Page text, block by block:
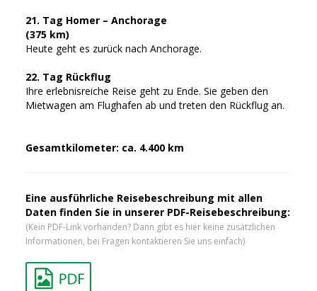
21. Tag Homer – Anchorage
(375 km)
Heute geht es zurück nach Anchorage.
22. Tag Rückflug
Ihre erlebnisreiche Reise geht zu Ende. Sie geben den
Mietwagen am Flughafen ab und treten den Rückflug an.
Gesamtkilometer: ca. 4.400 km
Eine ausführliche Reisebeschreibung mit allen
Daten finden Sie in unserer PDF-Reisebeschreibung:
(Kein PDF-Link vorhanden? Dann gibt es hier keine zusätzlichen
Informationen, bei Fragen kontaktieren Sie uns einfach)